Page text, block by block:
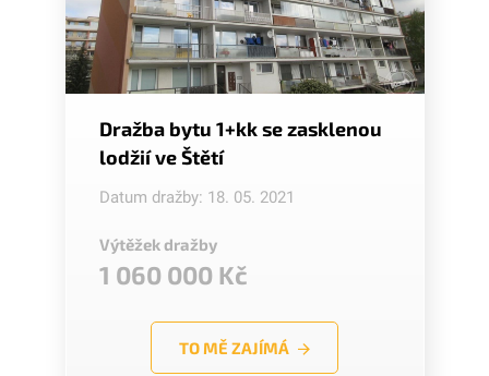
Dražba bytu 1+kk se zasklenou
lodžií ve Štětí
Datum dražby: 18. 05. 2021
Výtěžek dražby
1 060 000 Kč
TO MĚ ZAJÍMÁ